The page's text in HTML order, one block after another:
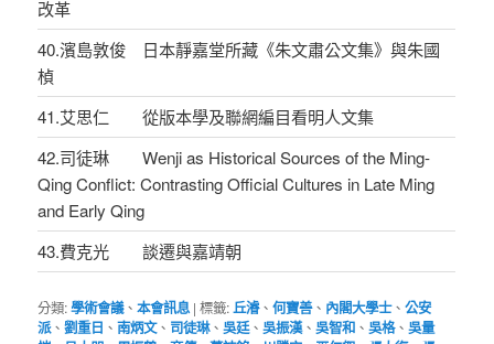
改革
40.濱島敦俊 日本靜嘉堂所藏《朱文肅公文集》與朱國
楨
41.艾思仁 從版本學及聯網編目看明人文集
42.司徒琳 Wenji as Historical Sources of the Ming-
Qing Conflict: Contrasting Official Cultures in Late Ming
and Early Qing
43.費克光 談遷與嘉靖朝
分類:學術會議、本會訊息 |標籤:丘濬、何寶善、 內閣大學士、公安
派、劉重日 、南炳文、 司徒琳、吳廷、吳振漢、吳智和 、吳格、吳量